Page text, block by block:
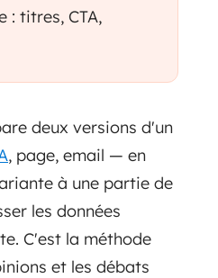
: titres, CTA,
deux versions d'un
, page, email — en
à une partie de
les données
C'est la méthode
et les débats